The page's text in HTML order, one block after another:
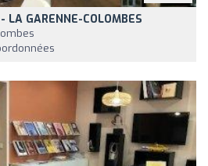
LA GARENNE-COLOMBES